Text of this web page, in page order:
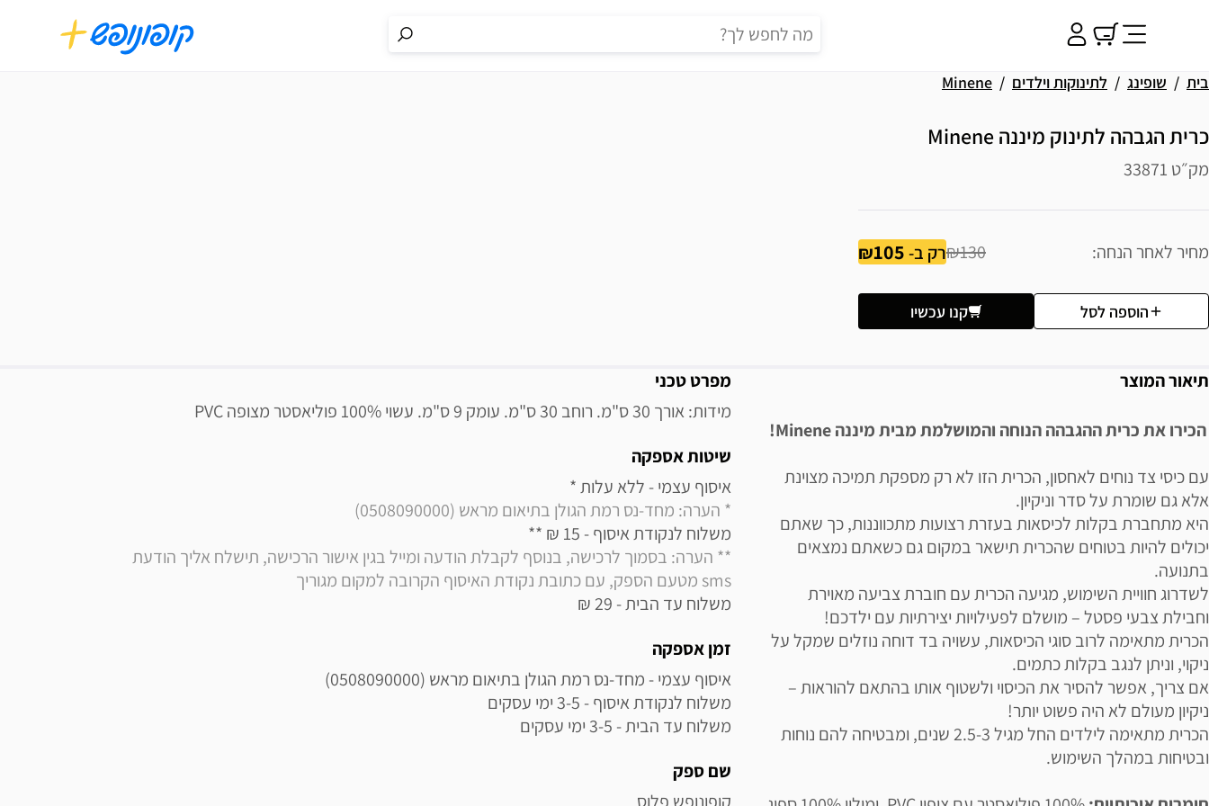
בית שופינג לתינוקות וילדים Minene
כרית הגבהה לתינוק מיננה Minene
מק״ט 33871
מחיר לאחר הנחה ₪130רק ב-105
הוספה לסל קנו עכשיו
תיאור המוצר
הכירו את כרית ההגבהה הנוחה והמושלמת מבית מיננה Minene!
עם כיסי צד נוחים לאחסון, הכרית הזו לא רק מספקת תמיכה מצוינת
אלא גם שומרת על סדר וניקיון.
היא מתחברת בקלות לכיסאות בעזרת רצועות מתכווננות, כך שאתם
יכולים להיות בטוחים שהכרית תישאר במקום גם כשאתם נמצאים
בתנועה.
לשדרוג חוויית השימוש, מגיעה הכרית עם חוברת צביעה מאוירת
וחבילת צבעי פסטל – מושלם לפעילויות יצירתיות עם ילדכם!
הכרית מתאימה לרוב סוגי הכיסאות, עשויה בד דוחה נוזלים שמקל על
ניקוי, וניתן לנגב בקלות כתמים.
אם צריך, אפשר להסיר את הכיסוי ולשטוף אותו בהתאם להוראות –
ניקיון מעולם לא היה פשוט יותר!
הכרית מתאימה לילדים החל מגיל 2.5-3 שנים, ומבטיחה להם נוחות
ובטיחות במהלך השימוש.
מידע נוסף
מפרט טכני
מידות: אורך 30 ס"מ. רוחב 30 ס"מ. עומק 9 ס"מ. עשוי 100% פוליאסטר מצופה PVC
שיטות אספקה
איסוף עצמי - ללא עלות *
* הערה: מחד-נס רמת הגולן בתיאום מראש (0508090000)
משלוח לנקודת איסוף - 15 ₪ **
sms מטעם הספק, עם כתובת נקודת האיסוף הקרובה למקום מגוריך
משלוח עד הבית - 29 ₪
זמן אספקה
משלוח עד הבית - 3-5 ימי עסקים
שם ספק